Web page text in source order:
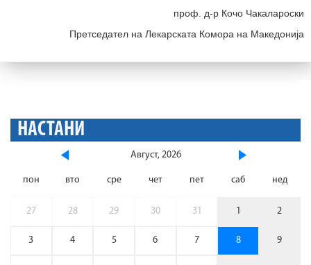
проф. д-р Кочо Чакалароски
Претседател на Лекарската Комора на Македонија
НАСТАНИ
Август, 2026
пон вто сре чет пет саб нед
27 28 29 30 31 1 2
3 4 5 6 7 8 9